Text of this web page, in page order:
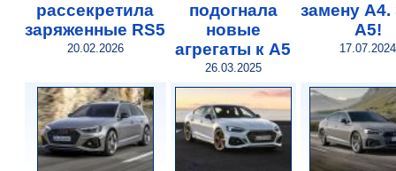
рассекретила
заряженные RS5
20.02.2026
подогнала
новые
агрегаты к A5
26.03.2025
замену А4.
А5!
17.07.2024